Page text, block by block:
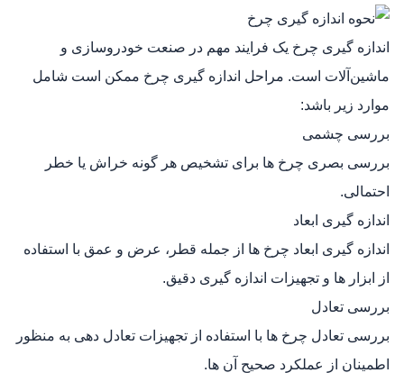
اندازه‌ گیری چرخ یک فرایند مهم در صنعت خودروسازی و
ماشین‌آلات است. مراحل اندازه‌ گیری چرخ ممکن است شامل
موارد زیر باشد:
بررسی چشمی
بررسی بصری چرخ‌ ها برای تشخیص هر گونه خراش یا خطر
احتمالی.
اندازه‌ گیری ابعاد
اندازه‌ گیری ابعاد چرخ‌ ها از جمله قطر، عرض و عمق با استفاده
از ابزار ها و تجهیزات اندازه‌ گیری دقیق.
بررسی تعادل
بررسی تعادل چرخ‌ ها با استفاده از تجهیزات تعادل‌ دهی به منظور
اطمینان از عملکرد صحیح آن‌ ها.